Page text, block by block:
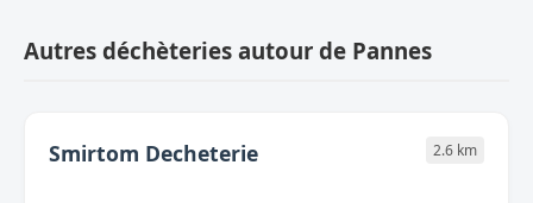
Autres déchèteries autour de Pannes
Smirtom Decheterie 2.6 km